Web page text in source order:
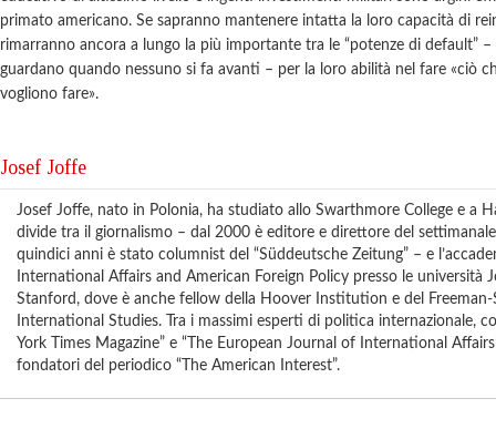
primato americano. Se sapranno mantenere intatta la loro capacità di
rimarranno ancora a lungo la più importante tra le “potenze di default”
guardano quando nessuno si fa avanti – per la loro abilità nel fare «ciò
vogliono fare».
Josef Joffe
Josef Joffe, nato in Polonia, ha studiato allo Swarthmore College e a
divide tra il giornalismo – dal 2000 è editore e direttore del settimanale
quindici anni è stato columnist del “Süddeutsche Zeitung” – e
International Affairs and American Foreign Policy presso le università
Stanford, dove è anche fellow della Hoover Institution e del
International Studies. Tra i massimi esperti di politica internazionale,
York Times Magazine” e “The European Journal of International
fondatori del periodico “The American Interest”.